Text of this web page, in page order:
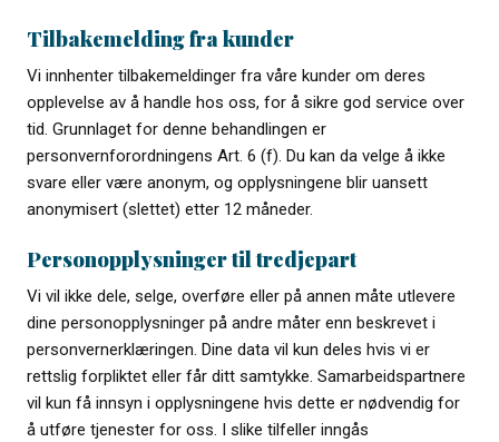
Tilbakemelding fra kunder
Vi innhenter tilbakemeldinger fra våre kunder om deres
opplevelse av å handle hos oss, for å sikre god service over
tid. Grunnlaget for denne behandlingen er
personvernforordningens Art. 6 (f). Du kan da velge å ikke
svare eller være anonym, og opplysningene blir uansett
anonymisert (slettet) etter 12 måneder.
Personopplysninger til tredjepart
Vi vil ikke dele, selge, overføre eller på annen måte utlevere
dine personopplysninger på andre måter enn beskrevet i
personvernerklæringen. Dine data vil kun deles hvis vi er
rettslig forpliktet eller får ditt samtykke. Samarbeidspartnere
vil kun få innsyn i opplysningene hvis dette er nødvendig for
å utføre tjenester for oss. I slike tilfeller inngås